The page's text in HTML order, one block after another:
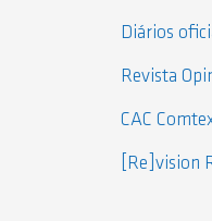
Diários
Revista
CAC
[Re]vision